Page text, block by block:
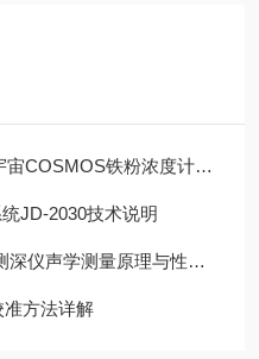
粉浓度计SDM-72守护齿轮箱健康
JD-2030技术说明
声学测量原理与性能分析
准方法详解